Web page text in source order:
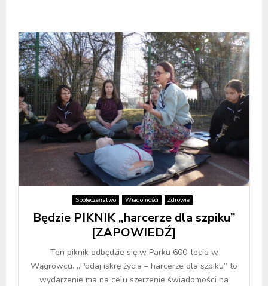
Społeczeństwo Wiadomości Zdrowie
Będzie PIKNIK „harcerze dla szpiku”
[ZAPOWIEDŹ]
Ten piknik odbędzie się w Parku 600-lecia w
Wągrowcu. „Podaj iskrę życia – harcerze dla szpiku” to
wydarzenie ma na celu szerzenie świadomości na